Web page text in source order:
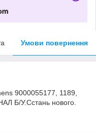
Умови повернення
9000055177, 1189,
Б/У.Сстань нового.